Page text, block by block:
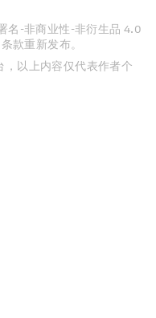
名-非商业性-非衍生品 4.0
款重新发布。
以上内容仅代表作者个